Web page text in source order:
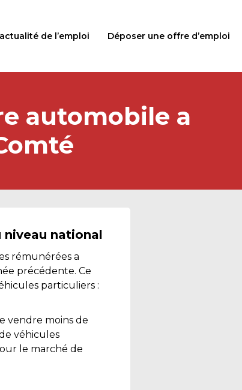
de l’emploi Déposer une offre d’emploi
automobile a
niveau national
rémunérées a
précédente. Ce
particuliers :
vendre moins de
véhicules
le marché de